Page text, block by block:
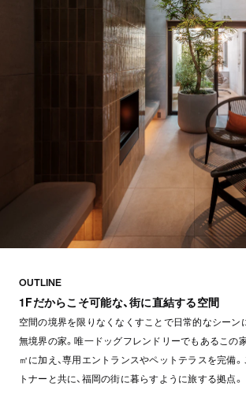
OUTLINE
1Fだからこそ可能な、街に直結する空間
空間の境界を限りなくなくすことで日常的なシーン
無境界の家。唯一ドッグフレンドリーでもあるこの
㎡に加え、専用エントランスやペットテラスを完備
トナーと共に、福岡の街に暮らすように旅する拠点。